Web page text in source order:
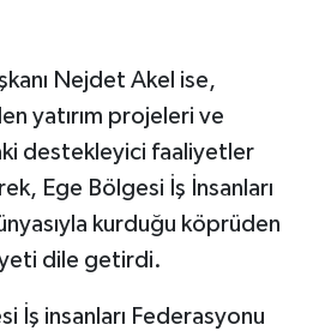
Nejdet Akel ise,
yatırım projeleri ve
destekleyici faaliyetler
Ege Bölgesi İş İnsanları
kurduğu köprüden
dile getirdi.
İş insanları Federasyonu